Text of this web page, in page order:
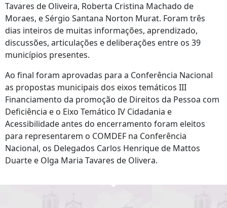
Tavares de Oliveira, Roberta Cristina Machado de
Moraes, e Sérgio Santana Norton Murat. Foram três
dias inteiros de muitas informações, aprendizado,
discussões, articulações e deliberações entre os 39
municípios presentes.
Ao final foram aprovadas para a Conferência Nacional
as propostas municipais dos eixos temáticos III
Financiamento da promoção de Direitos da Pessoa com
Deficiência e o Eixo Temático IV Cidadania e
Acessibilidade antes do encerramento foram eleitos
para representarem o COMDEF na Conferência
Nacional, os Delegados Carlos Henrique de Mattos
Duarte e Olga Maria Tavares de Olivera.